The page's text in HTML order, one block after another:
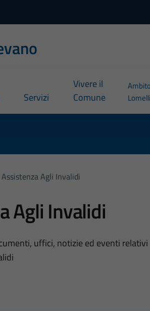
Servizi
Vivere il
Comune
Assistenza Agli Invalidi
Agli Invalidi
uffici, notizie ed eventi relativi